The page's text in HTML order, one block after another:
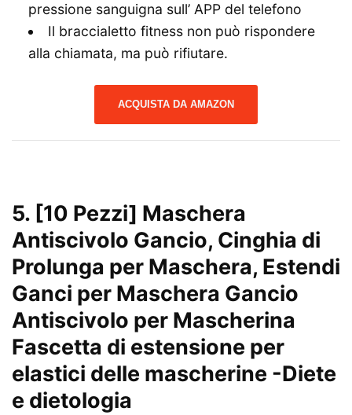
pressione sanguigna sull’ APP del telefono
Il braccialetto fitness non può rispondere
alla chiamata, ma può rifiutare.
ACQUISTA DA AMAZON
5. [10 Pezzi] Maschera
Antiscivolo Gancio, Cinghia di
Prolunga per Maschera, Estendi
Ganci per Maschera Gancio
Antiscivolo per Mascherina
Fascetta di estensione per
elastici delle mascherine -Diete
e dietologia